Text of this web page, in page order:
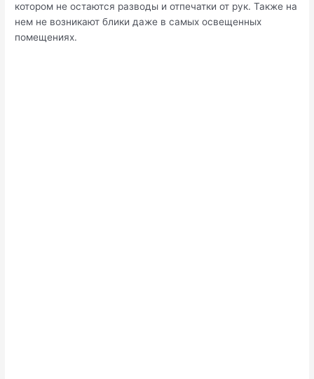
котором не остаются разводы и отпечатки от рук. Также на
нем не возникают блики даже в самых освещенных
помещениях.